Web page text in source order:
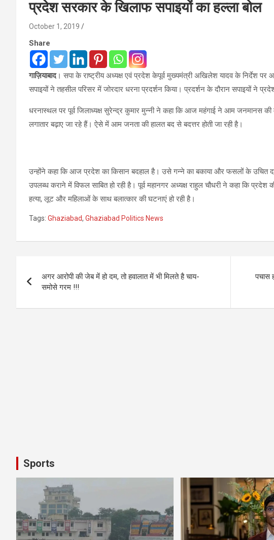
प्रदेश सरकार के खिलाफ सपाइयों का हल्ला बोल
October 1, 2019
Share
गाज़ियाबाद। सपा के राष्ट्रीय अध्यक्ष एवं प्रदेश केपूर्व मुख्यमंत्री अखिलेश यादव के निर्देश पर
सपाइयों ने तहसील परिसर में जोरदार धरना प्रदर्शन किया। प्रदर्शन के दौरान सपाइयों ने
धरनास्थल पर पूर्व जिलाध्यक्ष सुरेन्द्र कुमार मुन्नी ने कहा कि आज महंगाई ने आम जनमानस
लगातार बढ़ाए जा रहे हैं। ऐसे में आम जनता की हालत बद से बदत्तर होती जा रही है।
उन्होंने कहा कि आज प्रदेश का किसान बदहाल है। उसे गन्ने का बकाया और फसलों के उचित
उपलब्ध कराने में विफल साबित हो रही है। पूर्व महानगर अध्यक्ष राहुल चौधरी ने कहा कि
हत्या, लूट और महिलाओं के साथ बलात्कार की घटनाएं हो रही है।
Tags: Ghaziabad, Ghaziabad Politics News
navigation
अगर आरोपी की जेब में हो दम, तो हवालात में भी मिलते है चाय-
समोसे गरम !!!
पचास
Sports